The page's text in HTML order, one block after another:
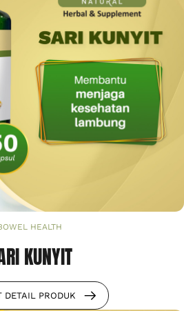
HEALTH
KUNYIT
DETAIL PRODUK